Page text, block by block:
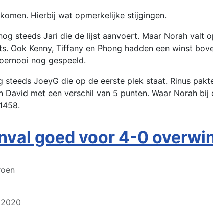
Hierbij wat opmerkelijke stijgingen.
steeds Jari die de lijst aanvoert. Maar Norah valt
Ook Kenny, Tiffany en Phong hadden een winst
nog gespeeld.
steeds JoeyG die op de eerste plek staat. Rinus
David met een verschil van 5 punten. Waar Norah
goed voor 4-0